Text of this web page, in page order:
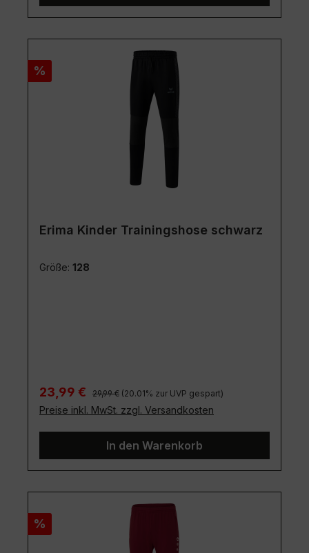
Rabatt
%
Erima Kinder Trainingshose schwarz
Größe: 128
Verkaufspreis:
23,99 € Regulärer Preis:
29,99 € (20.01% zur UVP gespart)
Preise inkl. MwSt. zzgl. Versandkosten
In den Warenkorb
Rabatt
%